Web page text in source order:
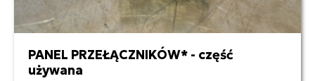
150,00 zł netto
PANEL PRZEŁĄCZNIKÓW* - część
używana